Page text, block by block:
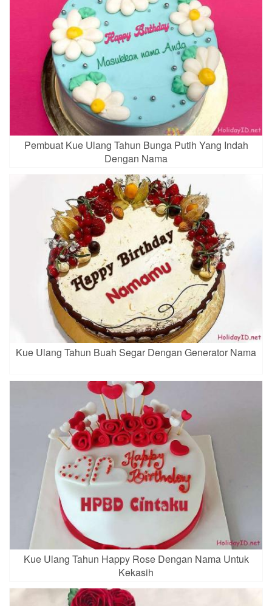
Pembuat Kue Ulang Tahun Bunga Putih Yang Indah
Dengan Nama
Kue Ulang Tahun Buah Segar Dengan Generator Nama
Kue Ulang Tahun Happy Rose Dengan Nama Untuk
Kekasih